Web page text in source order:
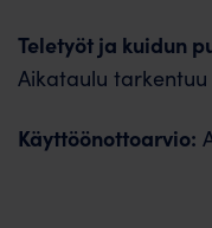
Teletyöt ja kuidun
Aikataulu tarkentuu
Käyttöönottoarvio: